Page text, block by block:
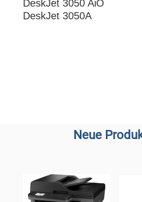
DeskJet 3050 AiO
DeskJet 3050A
Neue